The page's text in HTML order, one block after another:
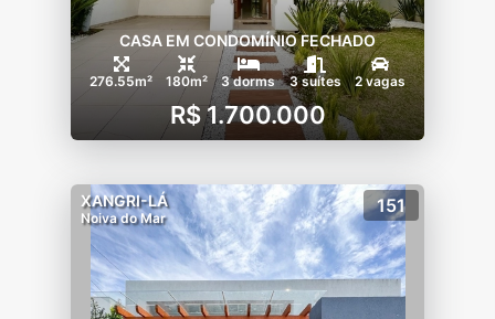
CASA EM CONDOMÍNIO FECHADO
276.55m² 180m² 3 dorms 3 suítes 2 vagas
R$ 1.700.000
XANGRI-LÁ
Noiva do Mar
151